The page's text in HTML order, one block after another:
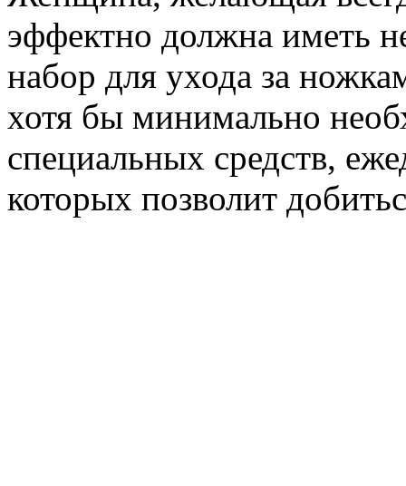
эффектно должна иметь
набор для ухода за
хотя бы минимально
специальных средств,
которых позволит